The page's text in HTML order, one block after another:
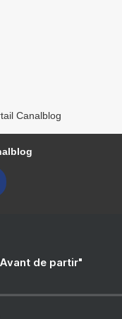
Canalblog
de partir"